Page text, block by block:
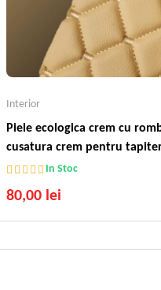
Interior
Piele ecologica crem cu
cusatura crem pentru
In Stoc
80,00 lei